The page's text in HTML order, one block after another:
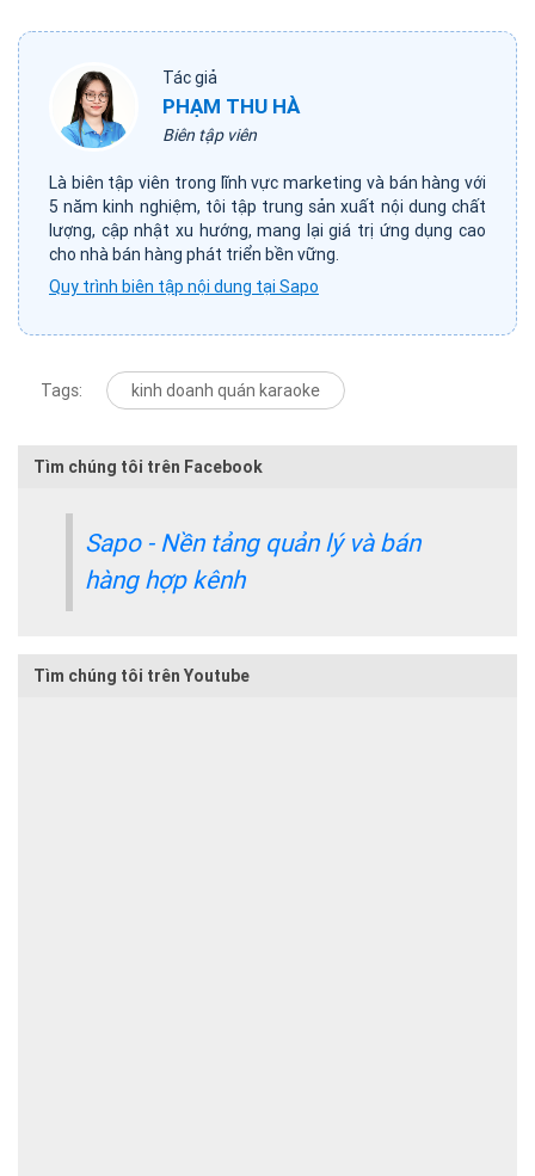
Tác giả
PHẠM THU HÀ
Biên tập viên
Là biên tập viên trong lĩnh vực marketing và bán hàng với
5 năm kinh nghiệm, tôi tập trung sản xuất nội dung chất
lượng, cập nhật xu hướng, mang lại giá trị ứng dụng cao
cho nhà bán hàng phát triển bền vững.
Quy trình biên tập nội dung tại Sapo
Tags: kinh doanh quán karaoke
Tìm chúng tôi trên Facebook
Sapo - Nền tảng quản lý và bán
hàng hợp kênh
Tìm chúng tôi trên Youtube